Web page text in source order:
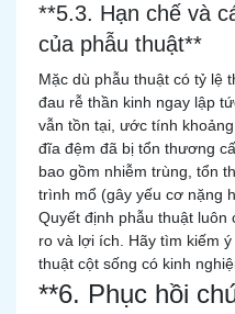
**5.3. Hạn chế và
của phẫu thuật**
Mặc dù phẫu thuật có tỷ lệ
đau rễ thần kinh ngay lập
vẫn tồn tại, ước tính
đĩa đệm đã bị tổn thương
bao gồm nhiễm trùng, tổn
trình mổ (gây yếu cơ nặng
Quyết định phẫu thuật
ro và lợi ích. Hãy tìm kiếm
thuật cột sống có kinh
**6. Phục hồi